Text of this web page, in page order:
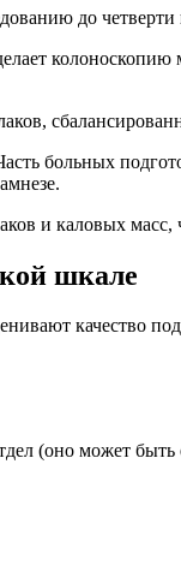
до
больных
и каловых масс,
шкале
качество
(оно может